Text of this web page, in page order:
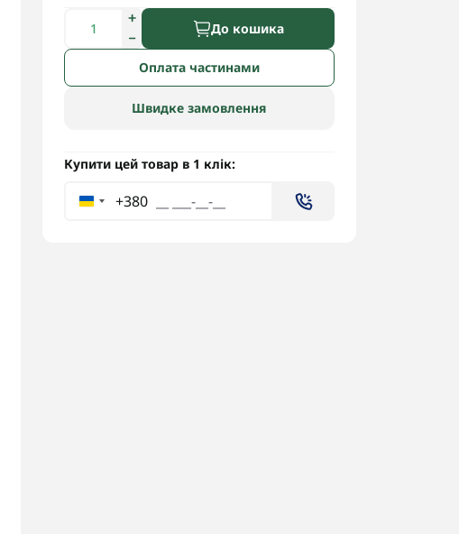
До кошика
Оплата частинами
Швидке замовлення
Купити цей товар в 1 клік:
+380